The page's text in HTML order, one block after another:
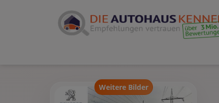
Weitere Bilder